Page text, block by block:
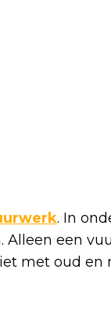
. In
Alleen een
met oud en